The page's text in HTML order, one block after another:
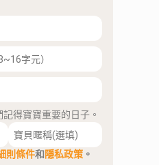
得寶寶重要的日子。
則條件和隱私政策 。